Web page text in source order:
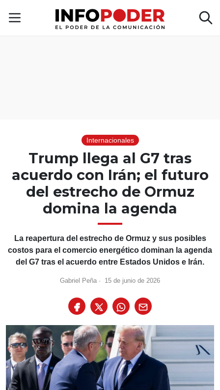
Internacionales
Trump llega al G7 tras
acuerdo con Irán; el futuro
del estrecho de Ormuz
domina la agenda
La reapertura del estrecho de Ormuz y sus posibles
costos para el comercio energético dominan la agenda
del G7 tras el acuerdo entre Estados Unidos e Irán.
Gabriel Peña · 15 de junio de 2026